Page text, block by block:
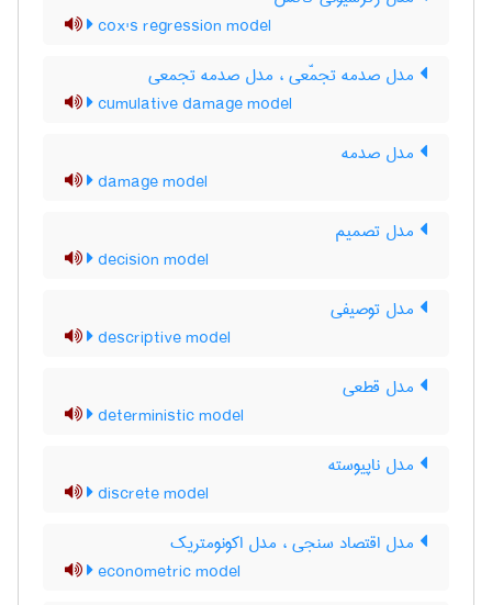
cox's regression model
مدل صدمه تجمّعی ، مدل صدمه تجمعی
cumulative damage model
مدل صدمه
damage model
مدل تصمیم
decision model
مدل توصیفی
descriptive model
مدل قطعی
deterministic model
مدل ناپیوسته
discrete model
مدل اقتصاد سنجی ، مدل اکونومتریک
econometric model